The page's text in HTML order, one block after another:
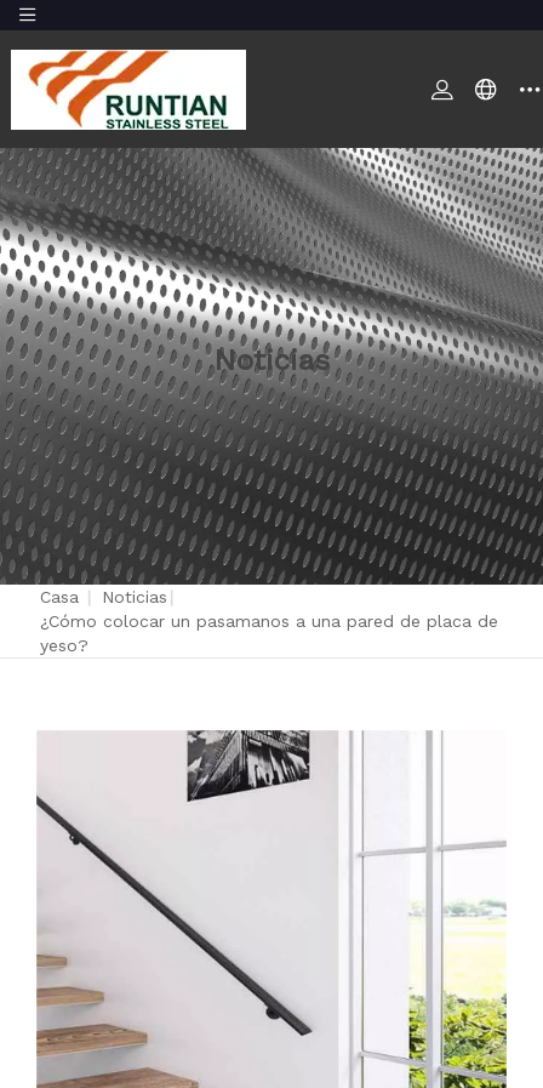
Noticias
Casa Noticias
¿Cómo colocar un pasamanos a una pared de placa de
yeso?